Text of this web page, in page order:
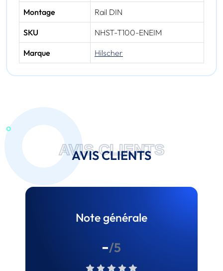
Montage Rail DIN
SKU NHST-T100-ENEIM
Marque Hilscher
AVIS CLIENTS
AVIS CLIENTS
Note générale
-/5